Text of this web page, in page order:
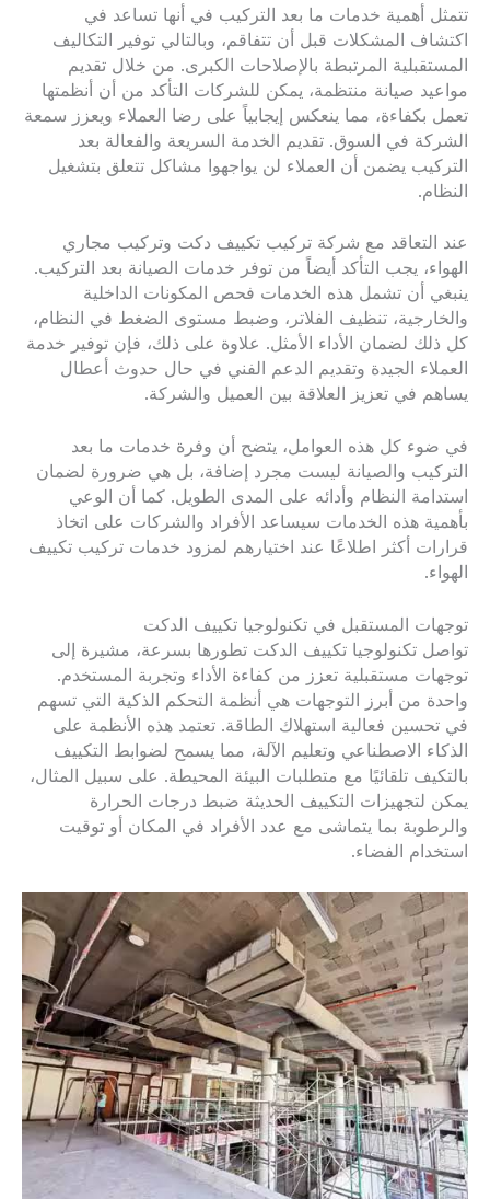
تتمثل أهمية خدمات ما بعد التركيب في أنها تساعد في
اكتشاف المشكلات قبل أن تتفاقم، وبالتالي توفير التكاليف
المستقبلية المرتبطة بالإصلاحات الكبرى. من خلال تقديم
مواعيد صيانة منتظمة، يمكن للشركات التأكد من أن أنظمتها
تعمل بكفاءة، مما ينعكس إيجابياً على رضا العملاء ويعزز سمعة
الشركة في السوق. تقديم الخدمة السريعة والفعالة بعد
التركيب يضمن أن العملاء لن يواجهوا مشاكل تتعلق بتشغيل
النظام.
عند التعاقد مع شركة تركيب تكييف دكت وتركيب مجاري
الهواء، يجب التأكد أيضاً من توفر خدمات الصيانة بعد التركيب.
ينبغي أن تشمل هذه الخدمات فحص المكونات الداخلية
والخارجية، تنظيف الفلاتر، وضبط مستوى الضغط في النظام،
كل ذلك لضمان الأداء الأمثل. علاوة على ذلك، فإن توفير خدمة
العملاء الجيدة وتقديم الدعم الفني في حال حدوث أعطال
يساهم في تعزيز العلاقة بين العميل والشركة.
في ضوء كل هذه العوامل، يتضح أن وفرة خدمات ما بعد
التركيب والصيانة ليست مجرد إضافة، بل هي ضرورة لضمان
استدامة النظام وأدائه على المدى الطويل. كما أن الوعي
بأهمية هذه الخدمات سيساعد الأفراد والشركات على اتخاذ
قرارات أكثر اطلاعًا عند اختيارهم لمزود خدمات تركيب تكييف
الهواء.
توجهات المستقبل في تكنولوجيا تكييف الدكت
تواصل تكنولوجيا تكييف الدكت تطورها بسرعة، مشيرة إلى
توجهات مستقبلية تعزز من كفاءة الأداء وتجربة المستخدم.
واحدة من أبرز التوجهات هي أنظمة التحكم الذكية التي تسهم
في تحسين فعالية استهلاك الطاقة. تعتمد هذه الأنظمة على
الذكاء الاصطناعي وتعليم الآلة، مما يسمح لضوابط التكييف
بالتكيف تلقائيًا مع متطلبات البيئة المحيطة. على سبيل المثال،
يمكن لتجهيزات التكييف الحديثة ضبط درجات الحرارة
والرطوبة بما يتماشى مع عدد الأفراد في المكان أو توقيت
استخدام الفضاء.